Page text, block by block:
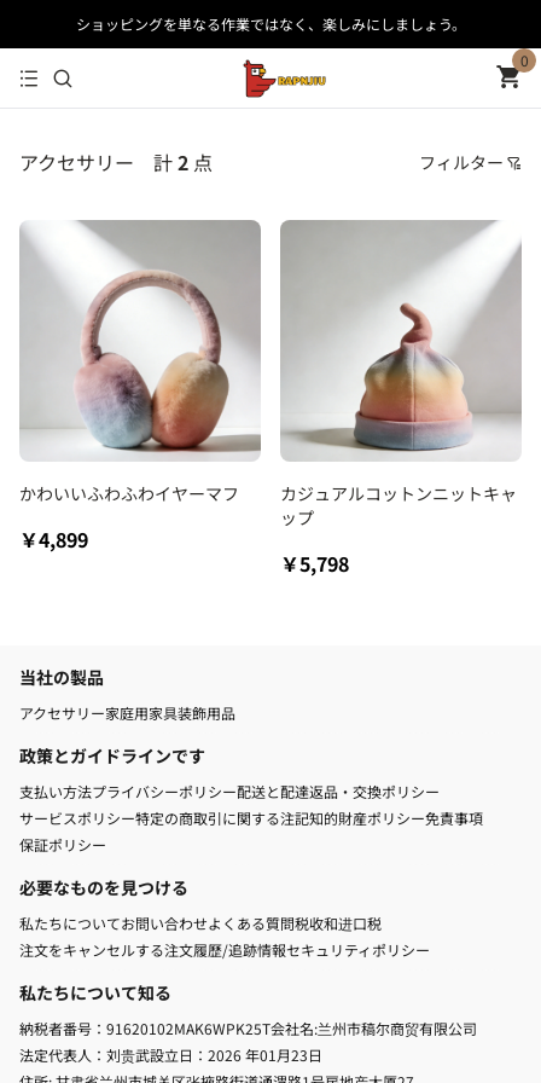
ショッピングを単なる作業ではなく、楽しみにしましょう。
0
アクセサリー 計2 点 フィルター
価格
おすすめ順
かわいいふわふわイヤーマフ
￥4,899
カジュアルコットンニットキャ
ップ
￥5,798
当社の製品
アクセサリー家庭用家具装飾用品
政策とガイドラインです
支払い方法プライバシーポリシー配送と配達返品・交換ポリシー
サービスポリシー特定の商取引に関する注記知的財産ポリシー免責事項
保証ポリシー
必要なものを見つける
私たちについてお問い合わせよくある質問税收和进口税
注文をキャンセルする注文履歷/追跡情報セキュリティポリシー
私たちについて知る
納税者番号：91620102MAK6WPK25T会社名:兰州市稿尔商贸有限公司
法定代表人：刘贵武設立日：2026 年01月23日